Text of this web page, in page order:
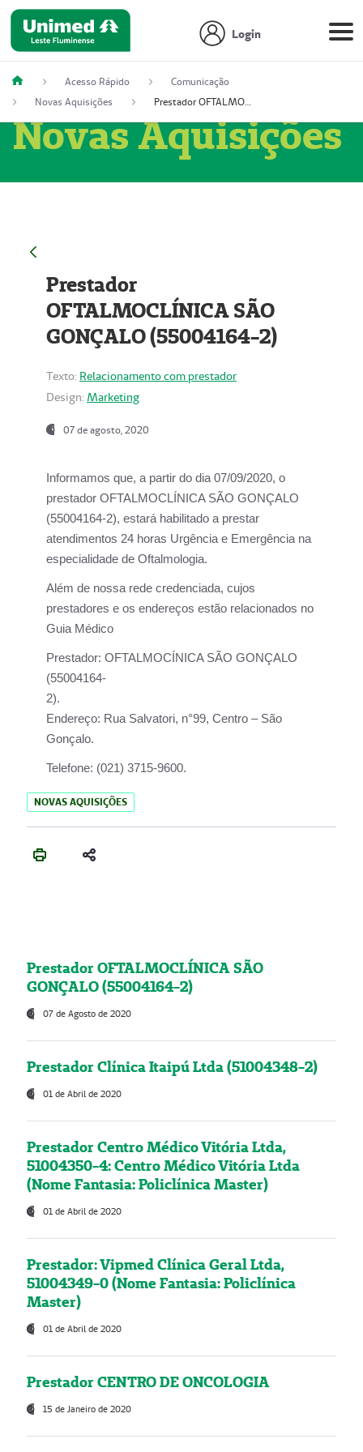
Login
Acesso Rápido
Comunicação
Novas Aquisições
Prestador OFTALMOCLÍNICA SÃO GONÇALO (55004164-2)
Novas Aquisições
Prestador
OFTALMOCLÍNICA SÃO
GONÇALO (55004164-2)
Texto: Relacionamento com prestador
Design: Marketing
07 de agosto, 2020
Informamos que, a partir do dia 07/09/2020, o
prestador OFTALMOCLÍNICA SÃO GONÇALO
(55004164-2), estará habilitado a prestar
atendimentos 24 horas Urgência e Emergência na
especialidade de Oftalmologia.
Além de nossa rede credenciada, cujos
prestadores e os endereços estão relacionados no
Guia Médico
Prestador: OFTALMOCÍNICA SÃO GONÇALO
(55004164-
2).
Endereço: Rua Salvatori, n°99, Centro – São
Gonçalo.
Telefone: (021) 3715-9600.
NOVAS AQUISIÇÕES
Prestador OFTALMOCLÍNICA SÃO
GONÇALO (55004164-2)
07 de Agosto de 2020
Prestador Clínica Itaipú Ltda (51004348-2)
01 de Abril de 2020
Prestador Centro Médico Vitória Ltda,
51004350-4: Centro Médico Vitória Ltda
(Nome Fantasia: Policlínica Master)
01 de Abril de 2020
Prestador: Vipmed Clínica Geral Ltda,
51004349-0 (Nome Fantasia: Policlínica
Master)
01 de Abril de 2020
Prestador CENTRO DE ONCOLOGIA
15 de Janeiro de 2020